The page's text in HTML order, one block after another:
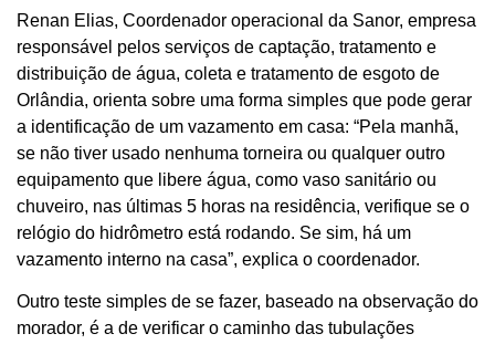
Renan Elias, Coordenador operacional da Sanor, empresa
responsável pelos serviços de captação, tratamento e
distribuição de água, coleta e tratamento de esgoto de
Orlândia, orienta sobre uma forma simples que pode gerar
a identificação de um vazamento em casa: “Pela manhã,
se não tiver usado nenhuma torneira ou qualquer outro
equipamento que libere água, como vaso sanitário ou
chuveiro, nas últimas 5 horas na residência, verifique se o
relógio do hidrômetro está rodando. Se sim, há um
vazamento interno na casa”, explica o coordenador.
Outro teste simples de se fazer, baseado na observação do
morador, é a de verificar o caminho das tubulações